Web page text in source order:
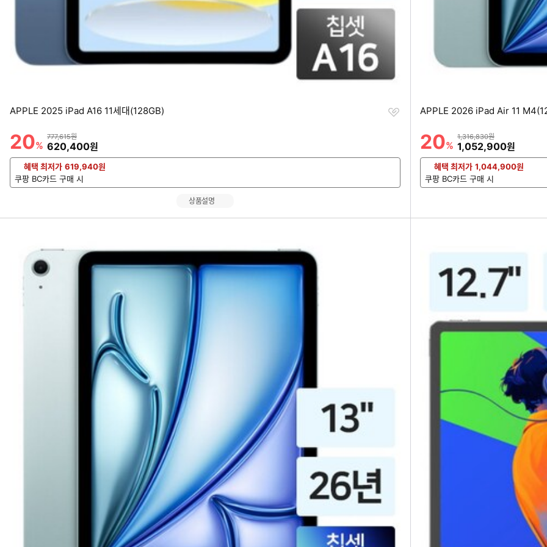
APPLE 2025 iPad A16 11세대(128GB)
할인률
20%
상품금액
777,615원
할인금액
620,400원
찜
혜택 최저가 619,940원
쿠팡 BC카드 구매 시
상품설명
APPLE 2026 iPad Air 11
할인률
20%
상품금액
1,316,830원
할인금액
1,052,900원
혜택 최저가 1,044,900원
쿠팡 BC카드 구매 시